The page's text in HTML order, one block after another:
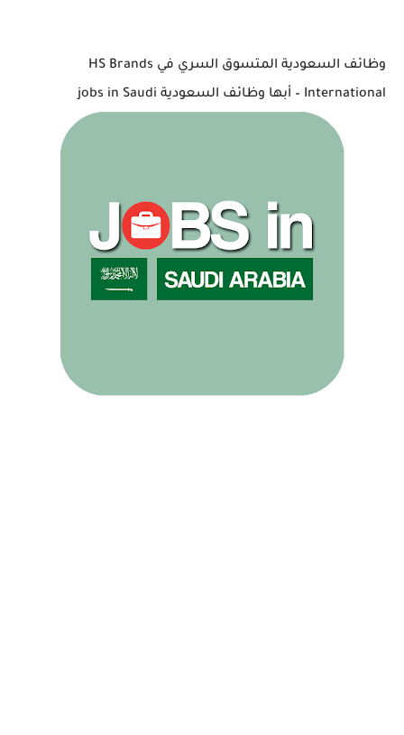
وظائف السعودية المتسوق السري في HS Brands
International – أبها وظائف السعودية jobs in Saudi